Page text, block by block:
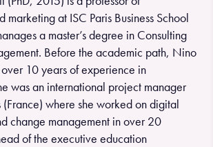
marketing at ISC Paris Business School
a master’s degree in Consulting
Before the academic path, Nino
10 years of experience in
was an international project manager
(France) where she worked on digital
change management in over 20
of the executive education